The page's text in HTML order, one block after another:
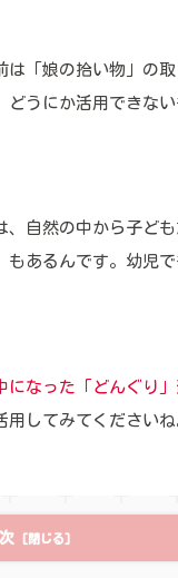
「娘の拾い物」の
うにか活用できな
自然の中から子ど
あるんです。幼児
になった「どんぐり
してみてくださいね